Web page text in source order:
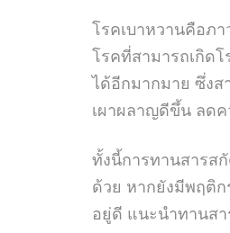
โรคเบาหวานคือภ
โรคที่สามารถเกิด
ได้อีกมากมาย ซึ่งส
เผาผลาญดีขึ้น ลดค
ทั้งนี้การทานสารส
ด้วย หากยังมีพฤติก
อยู่ดี แนะนำทานส